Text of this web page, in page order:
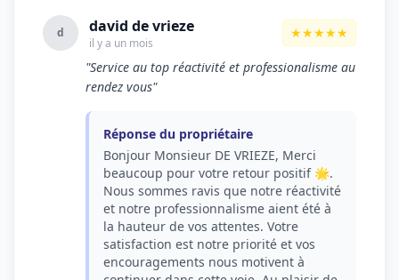
d david de vrieze
il y a un mois
★★★★★
"Service au top réactivité et professionalisme au
rendez vous"
Réponse du propriétaire
Bonjour Monsieur DE VRIEZE, Merci
beaucoup pour votre retour positif 🌟.
Nous sommes ravis que notre réactivité
et notre professionnalisme aient été à
la hauteur de vos attentes. Votre
satisfaction est notre priorité et vos
encouragements nous motivent à